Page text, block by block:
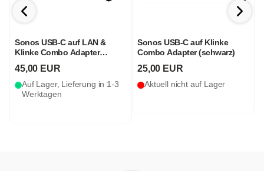
Sonos USB-C auf LAN &
Klinke Combo Adapter
45,00 EUR
Auf Lager, Lieferung in 1-3
Werktagen
Sonos USB-C auf Klinke
Combo Adapter (schwarz)
25,00 EUR
Aktuell nicht auf Lager